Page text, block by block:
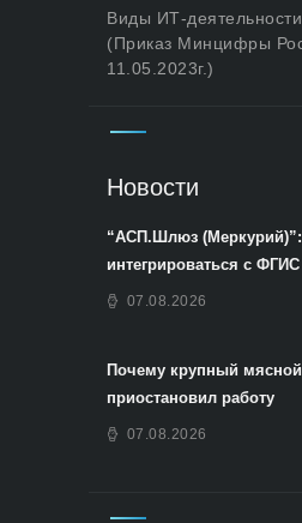
Виды ИТ-
(Приказ Минцифры
11.05.2023г.)
Новости
“АСП.Шлюз
интегрироваться с
07.08.2026
Почему крупный
приостановил работу
07.08.2026